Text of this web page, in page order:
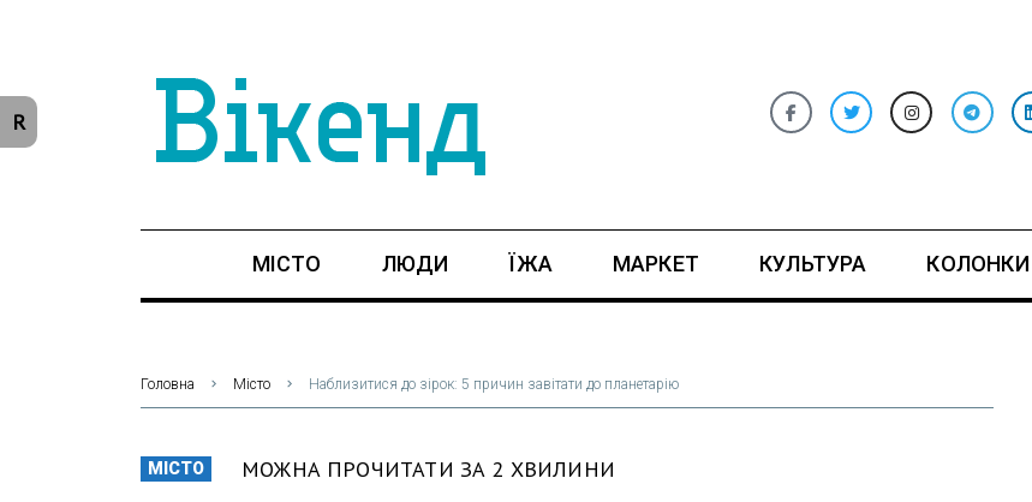
МІСТО ЛЮДИ ЇЖА МАРКЕТ КУЛЬТУРА КОЛОНКИ
Головна Місто Наблизитися до зірок: 5 причин завітати до планетарію
МІСТО МОЖНА ПРОЧИТАТИ ЗА 2 ХВИЛИНИ
R